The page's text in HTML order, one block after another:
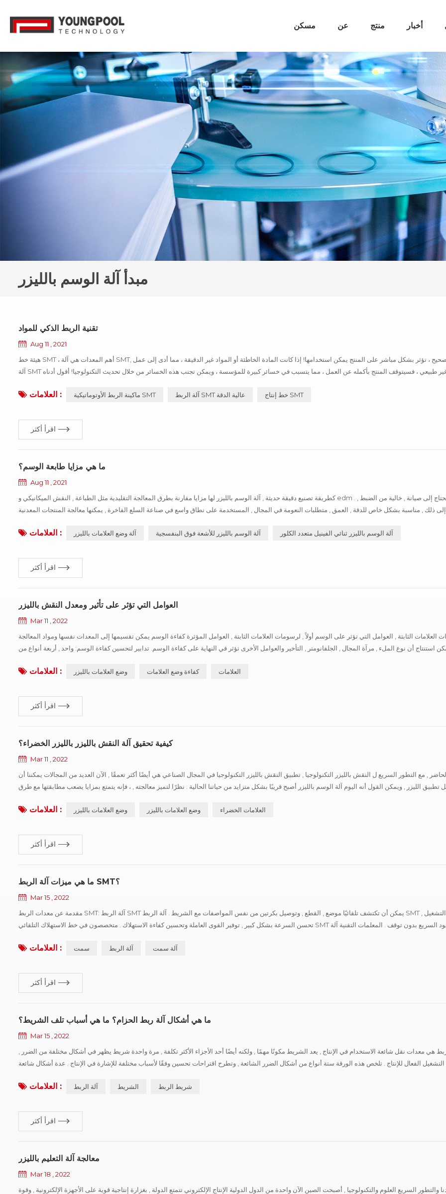
مسكن عن منتج أخبار
مبدأ آلة الوسم بالليزر
تقنية الربط الذكي للمواد
Aug 11 , 2021
هيئة خط SMT ، أهم المعدات هي آلة SMT, العائد من التصحيح ، تؤثر بشكل مباشر على المنتج يمكن استخدامها! إذا كانت المادة الخاطئة أو المواد غير الدقيقة ، مما أدى إلى عمل
آلة SMT بشكل غير طبيعي ، فسيتوقف المنتج بأكمله عن العمل ، مما يتسبب في خسائر كبيرة للمؤسسة ، ويمكن تجنب هذه الخسائر من خلال تحديث التكنولوجيا! أقول أدناه
العلامات : ماكينة الربط الأوتوماتيكية SMT آلة الربط SMT عالية الدقة خط إنتاج SMT
اقرأ أكثر
ما هي مزايا طابعة الوسم؟
Aug 11 , 2021
كطريقة تصنيع دقيقة حديثة , آلة الوسم بالليزر لها مزايا مقارنة بطرق المعالجة التقليدية مثل الطباعة , النقش الميكانيكي و edm . المعدات لا تحتاج إلى صيانة , خالية من الضبط ,
ذلك , مناسبة بشكل خاص للدقة , العمق , متطلبات النعومة في المجال , المستخدمة على نطاق واسع في صناعة السلع الفاخرة , يمكنها معالجة المنتجات المعدنية
العلامات : آلة وضع العلامات بالليزر آلة الوسم بالليزر للأشعة فوق البنفسجية آلة الوسم بالليزر ثنائي الفينيل متعدد الكلور
اقرأ أكثر
العوامل التي تؤثر على تأثير ومعدل النقش بالليزر
Mar 11 , 2022
العلامات الثابتة , العوامل التي تؤثر على الوسم أولاً , لرسومات العلامات الثابتة , العوامل المؤثرة كفاءة الوسم يمكن تقسيمها إلى المعدات نفسها ومواد المعالجة
استنتاج أن نوع الملء , مرآة المجال , الجلفانومتر , التأخير والعوامل الأخرى تؤثر في النهاية على كفاءة الوسم. تدابير لتحسين كفاءة الوسم: واحد , أربعة أنواع من
العلامات : وضع العلامات بالليزر كفاءة وضع العلامات العلامات
اقرأ أكثر
كيفية تحقيق آلة النقش بالليزر بالليزر الخضراء؟
Mar 11 , 2022
, مع التطور السريع ل النقش بالليزر التكنولوجيا , تطبيق النقش بالليزر التكنولوجيا في المجال الصناعي هي أيضًا أكثر تعمقًا , الآن العديد من المجالات يمكننا أن
الليزر , ويمكن القول أنه اليوم آلة الوسم بالليزر أصبح قريبًا بشكل متزايد من حياتنا الحالية . نظرًا لتميز معالجته , ، فإنه يتمتع بمزايا يصعب مطابقتها مع طرق
العلامات : وضع العلامات بالليزر وضع العلامات بالليزر العلامات الخضراء
اقرأ أكثر
ما هي ميزات آلة الربط SMT؟
Mar 15 , 2022
مقدمة عن معدات الربط SMT: آلة الربط SMT يمكن أن تكتشف تلقائيًا موضع , القطع , وتوصيل بكرتين من نفس المواصفات مع الشريط . آلة الربط SMT سهلة التشغيل ,
تحسن السرعة بشكل كبير , توفير القوى العاملة وتحسين كفاءة الاستهلاك . متخصصون في خط الاستهلاك التلقائي SMT للتزود بالوقود السريع بدون توقف . المعلمات التقنية آلة
العلامات : سمت آلة الربط آلة سمت
اقرأ أكثر
ما هي أشكال آلة ربط الحزام؟ ما هي أسباب تلف الشريط؟
Mar 15 , 2022
هي معدات نقل شائعة الاستخدام في الإنتاج , يعد الشريط مكونًا مهمًا , ولكنه أيضًا أحد الأجزاء الأكثر تكلفة , مرة واحدة شريط يظهر في أشكال مختلفة من الضرر ,
الفعال للإنتاج . تلخص هذه الورقة ستة أنواع من أشكال الضرر الشائعة , وتطرح اقتراحات تحسين وفقًا لأسباب مختلفة للإشارة في الإنتاج . عدة أشكال شائعة
العلامات : آلة الربط الشريط شريط الربط
اقرأ أكثر
معالجة آلة التعليم بالليزر
Mar 18 , 2022
والتطور السريع العلوم والتكنولوجيا , أصبحت الصين الآن واحدة من الدول الدولية الإنتاج الإلكتروني تتمتع الدولة , بغزارة إنتاجية قوية على الأجهزة الإلكترونية , وقوة